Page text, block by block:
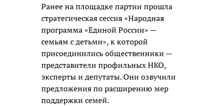
Ранее на площадке партии прошла
стратегическая сессия «Народная
программа «Единой России» —
семьям с детьми», к которой
присоединились общественники —
представители профильных НКО,
эксперты и депутаты. Они озвучили
предложения по расширению мер
поддержки семей.